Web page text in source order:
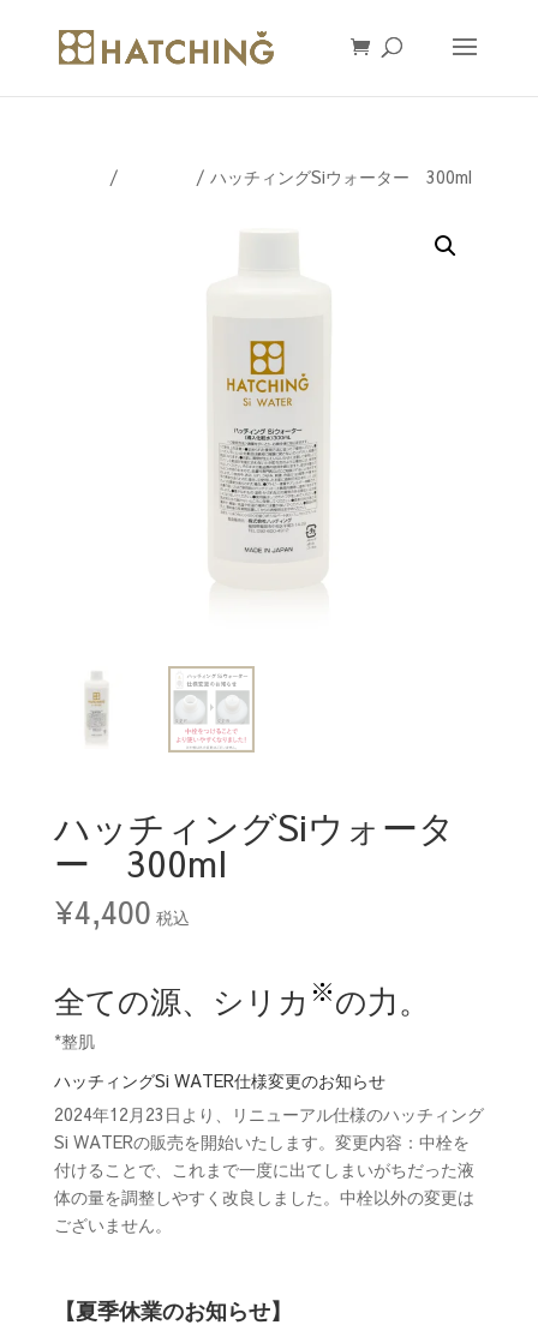
/ / ハッチィングSiウォーター 300ml
ハッチィングSiウォータ
ー 300ml
¥4,400 税込
全ての源、シリカ ※の力。
*整肌
ハッチィングSi WATER仕様変更のお知らせ
2024年12月23日より、リニューアル仕様のハッチィング
Si WATERの販売を開始いたします。変更内容：中栓を
付けることで、これまで一度に出てしまいがちだった液
体の量を調整しやすく改良しました。中栓以外の変更は
ございません。
【夏季休業のお知らせ】